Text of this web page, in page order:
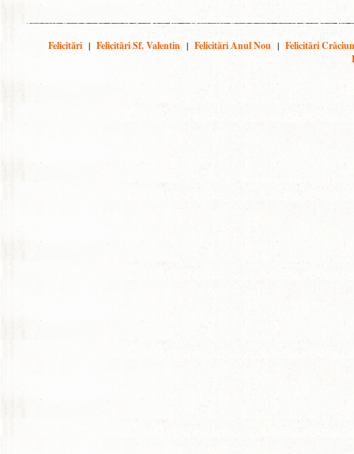
Felicitări | Felicitări Sf. Valentin | Felicitări Anul Nou | Felicitări